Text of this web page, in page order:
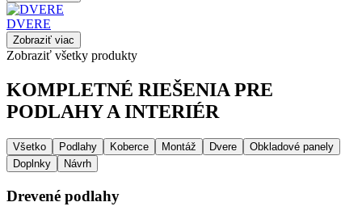
DVERE
Zobraziť viac
Zobraziť všetky produkty
KOMPLETNÉ RIEŠENIA PRE
PODLAHY A INTERIÉR
Všetko Podlahy Koberce Montáž Dvere
Obkladové panely
Doplnky
Návrh
Drevené podlahy